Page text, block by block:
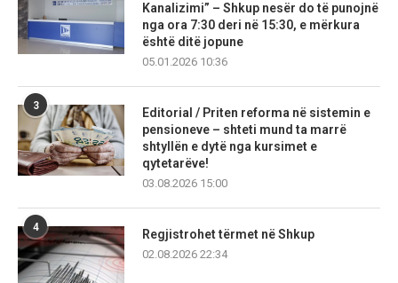
Kanalizimi” – Shkup nesër do të punojnë
nga ora 7:30 deri në 15:30, e mërkura
është ditë jopune
05.01.2026 10:36
3
Editorial / Priten reforma në sistemin e
pensioneve – shteti mund ta marrë
shtyllën e dytë nga kursimet e
qytetarëve!
03.08.2026 15:00
4
Regjistrohet tërmet në Shkup
02.08.2026 22:34